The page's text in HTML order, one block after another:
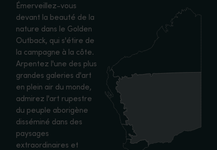
Émerveillez-vous
devant la beauté de la
nature dans le Golden
Outback, qui s'étire de
la campagne à la côte.
Arpentez l'une des plus
grandes galeries d'art
en plein air du monde,
admirez l'art rupestre
du peuple aborigène
disséminé dans des
paysages
extraordinaires et